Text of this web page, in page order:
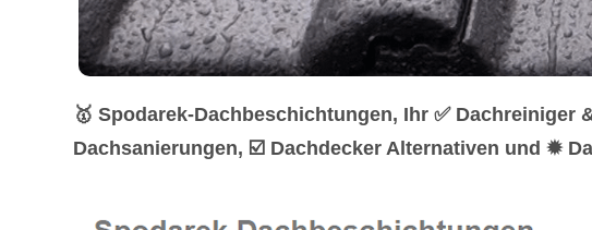
🥇 Spodarek-Dachbeschichtungen, Ihr ✅
Dachsanierungen, ☑️ Dachdecker Alternativen und ✹